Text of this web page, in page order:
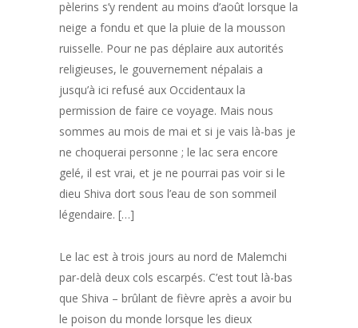
pèlerins s’y rendent au moins d’août lorsque la
neige a fondu et que la pluie de la mousson
ruisselle. Pour ne pas déplaire aux autorités
religieuses, le gouvernement népalais a
jusqu’à ici refusé aux Occidentaux la
permission de faire ce voyage. Mais nous
sommes au mois de mai et si je vais là-bas je
ne choquerai personne ; le lac sera encore
gelé, il est vrai, et je ne pourrai pas voir si le
dieu Shiva dort sous l’eau de son sommeil
légendaire. […]
Le lac est à trois jours au nord de Malemchi
par-delà deux cols escarpés. C’est tout là-bas
que Shiva – brûlant de fièvre après a avoir bu
le poison du monde lorsque les dieux